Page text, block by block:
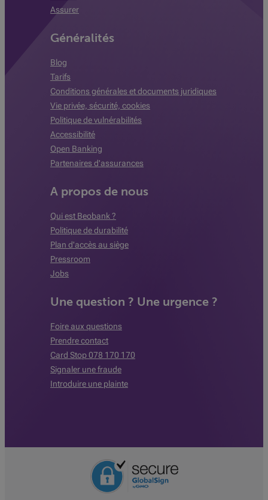
Assurer
Généralités
Blog
Tarifs
Conditions générales et documents juridiques
Vie privée, sécurité, cookies
Politique de vulnérabilités
Accessibilité
Open Banking
Partenaires d'assurances
A propos de nous
Qui est Beobank ?
Politique de durabilité
Plan d'accès au siège
Pressroom
Jobs
Une question ? Une urgence ?
Foire aux questions
Prendre contact
Card Stop 078 170 170
Signaler une fraude
Introduire une plainte